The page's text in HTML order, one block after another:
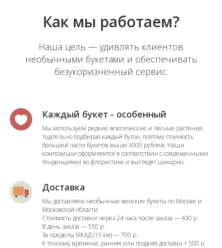
Как мы работаем?
Наша цель — удивлять клиентов
необычными букетами и обеспечивать
безукоризненный сервис.
Каждый букет - особенный
Мы используем редкие экзотические и лесные растения,
тщательно подбирая каждый бутон, поэтому стоимость
большей части букетов выше 3000 рублей. Наши
композиции оформляются в соответствии с современными
тенденциями во флористике и выглядят шикарно.
Доставка
Мы доставляем необычные женские букеты по Москве и
Московской области.
Стоимость доставки через 24 часа после заказа — 430 р.
В день заказа — 550 р.
За пределы МКАД (15 км) — 700 р.
К точному времени, ранняя или поздняя доставка + 500 р.